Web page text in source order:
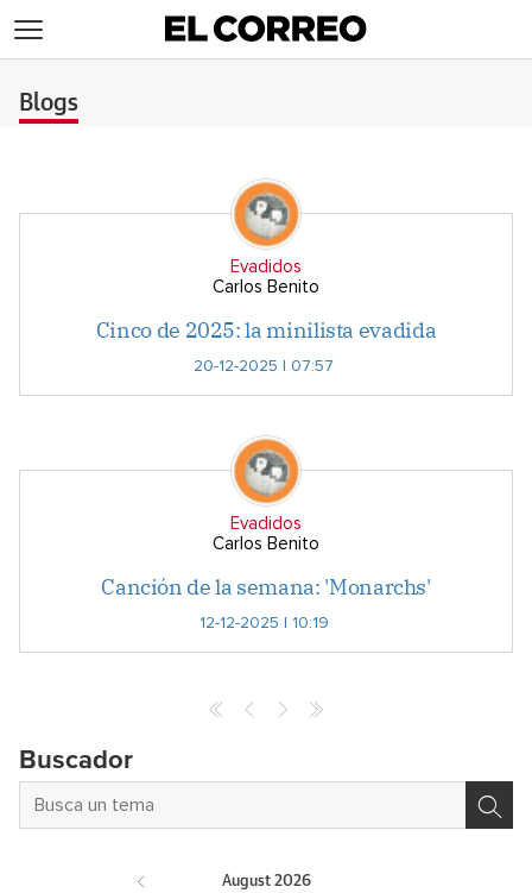
Blogs
Evadidos
Carlos Benito
Cinco de 2025: la minilista evadida
20-12-2025 | 07:57
Evadidos
Carlos Benito
Canción de la semana: 'Monarchs'
12-12-2025 | 10:19
Buscador
August 2026